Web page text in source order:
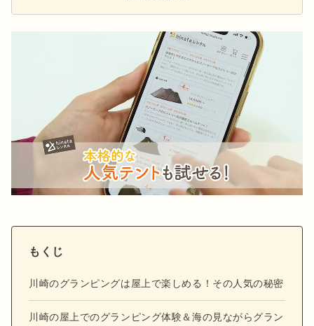
もくじ
川崎のグランピングは屋上で楽しめる！その人気の秘密
川崎の屋上でのグランピング体験＆海の見ながらグラン